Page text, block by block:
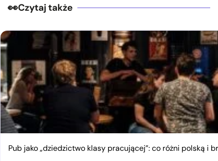
Czytaj także
Pub jako „dziedzictwo klasy pracującej”: co różni polską i